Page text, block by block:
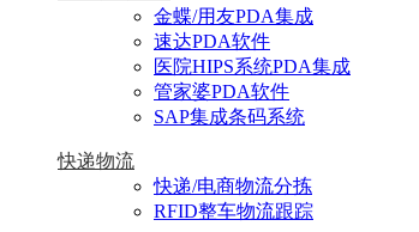
金蝶/用友PDA集成
速达PDA软件
医院HIPS系统PDA集成
管家婆PDA软件
SAP集成条码系统
快递物流
快递/电商物流分拣
RFID整车物流跟踪